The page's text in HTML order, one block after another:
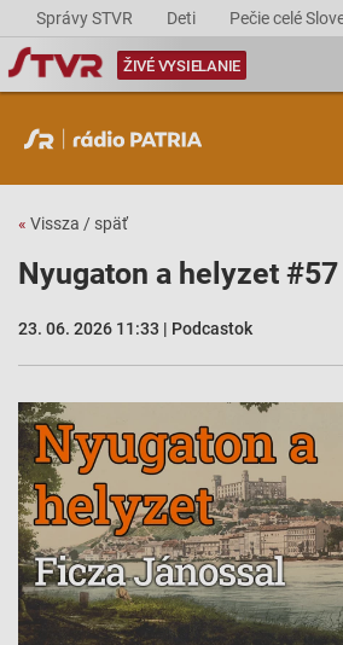
Správy STVR Deti Pečie celé
ŽIVÉ VYSIELANIE
« Vissza / späť
Nyugaton a helyzet #57
23. 06. 2026 11:33 | Podcastok